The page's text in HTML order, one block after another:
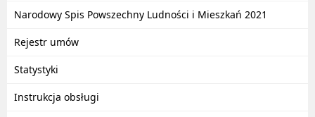
Narodowy Spis Powszechny Ludności i Mieszkań 2021
Rejestr umów
Statystyki
Instrukcja obsługi